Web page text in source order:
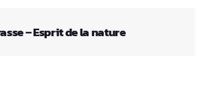
– Esprit de la nature